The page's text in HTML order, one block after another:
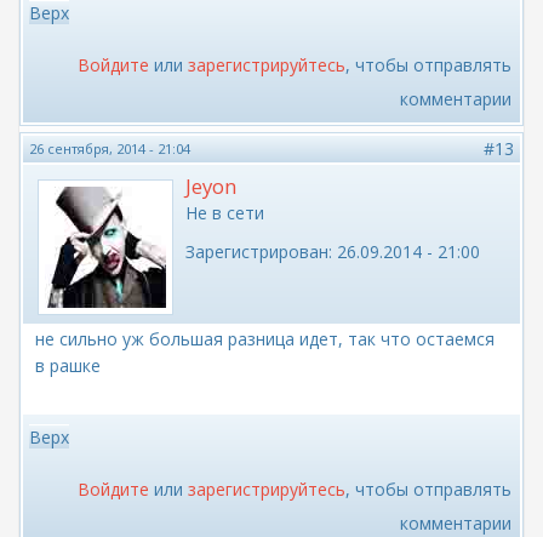
Верх
Войдите или зарегистрируйтесь, чтобы отправлять
комментарии
26 сентября, 2014 - 21:04 #13
Jeyon
Не в сети
Зарегистрирован: 26.09.2014 - 21:00
не сильно уж большая разница идет, так что остаемся
в рашке
Верх
Войдите или зарегистрируйтесь, чтобы отправлять
комментарии